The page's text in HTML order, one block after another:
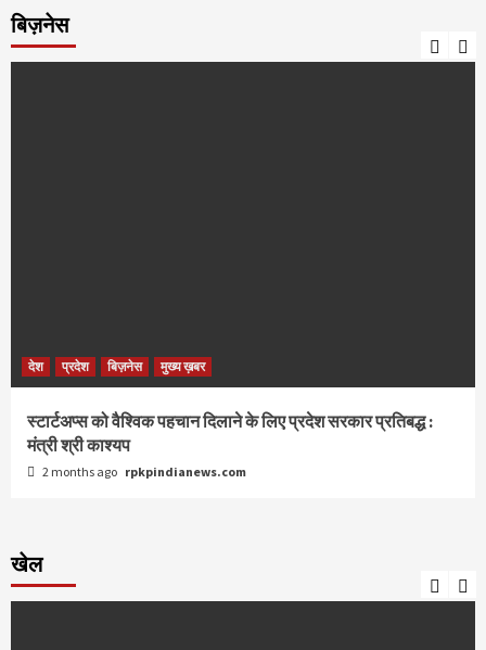
बिज़नेस
देश प्रदेश बिज़नेस मुख्य ख़बर
स्टार्टअप्स को वैश्विक पहचान दिलाने के लिए प्रदेश सरकार प्रतिबद्ध :
मंत्री श्री काश्यप
2 months ago rpkpindianews.com
खेल